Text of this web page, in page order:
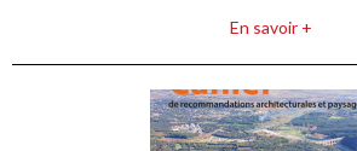
En savoir +